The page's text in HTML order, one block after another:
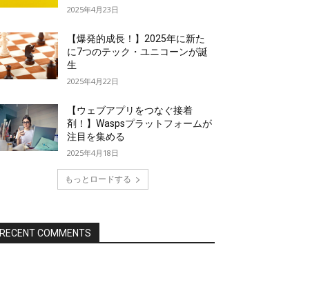
2025年4月23日
【爆発的成長！】2025年に新た
に7つのテック・ユニコーンが誕
生
2025年4月22日
【ウェブアプリをつなぐ接着
剤！】Waspsプラットフォームが
注目を集める
2025年4月18日
もっとロードする
RECENT COMMENTS